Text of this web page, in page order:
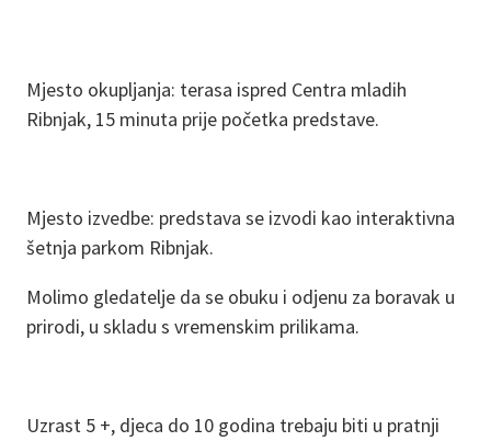
Mjesto okupljanja: terasa ispred Centra mladih
Ribnjak, 15 minuta prije početka predstave.
Mjesto izvedbe: predstava se izvodi kao interaktivna
šetnja parkom Ribnjak.
Molimo gledatelje da se obuku i odjenu za boravak u
prirodi, u skladu s vremenskim prilikama.
Uzrast 5 +, djeca do 10 godina trebaju biti u pratnji